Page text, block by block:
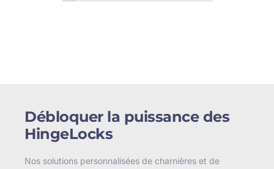
Débloquer la puissance des
HingeLocks
Nos solutions personnalisées de charnières et de